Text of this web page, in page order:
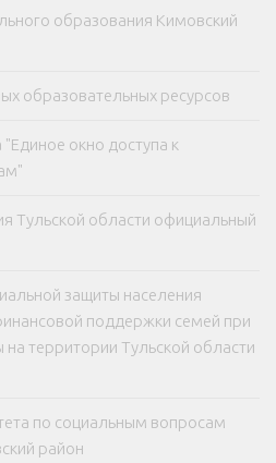
образования Кимовский
образовательных ресурсов
окно доступа к
Тульской области официальный
защиты населения
поддержки семей при
территории Тульской области
по социальным вопросам
район